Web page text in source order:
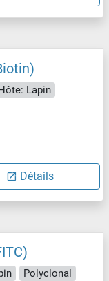
Lapin
Détails
Polyclonal